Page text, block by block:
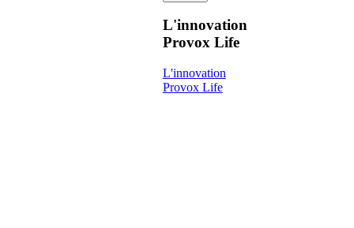
L'innovation
Provox Life
L'innovation
Provox Life